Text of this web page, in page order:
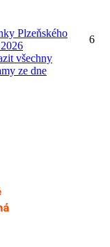
Plzeňského
všechny
ze dne
6